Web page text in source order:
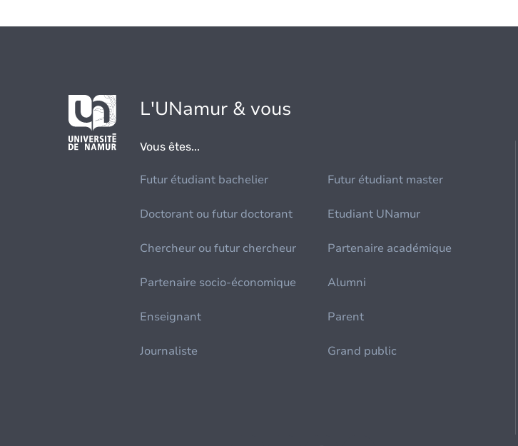
L'UNamur & vous
Vous êtes...
Futur étudiant bachelier Futur étudiant master
Doctorant ou futur doctorant Etudiant UNamur
Chercheur ou futur chercheur Partenaire académique
Partenaire socio-économique Alumni
Enseignant Parent
Journaliste Grand public